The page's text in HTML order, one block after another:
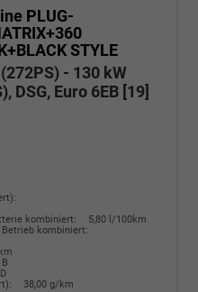
PLUG-
STYLE
- 130 kW
DSG, Euro 6EB [19]
kombiniert:
5,80 l/100km
kombiniert:
B
D
38,00 g/km